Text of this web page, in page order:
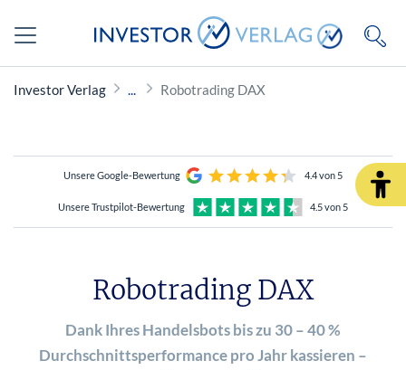
Investor Verlag Robotrading DAX
Unsere Google-Bewertung 4.4 von 5
Unsere Trustpilot-Bewertung 4.5 von 5
Robotrading DAX
Dank Ihres Handelsbots bis zu 30 – 40 %
Durchschnittsperformance pro Jahr kassieren –